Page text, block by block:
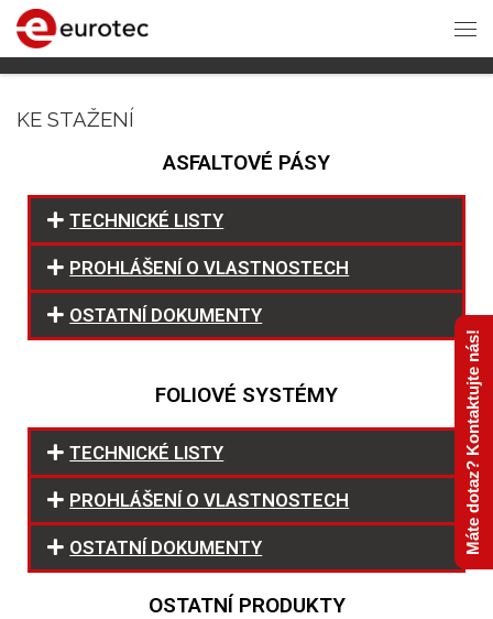
KE STAŽENÍ
ASFALTOVÉ PÁSY
TECHNICKÉ LISTY
PROHLÁŠENÍ O VLASTNOSTECH
OSTATNÍ DOKUMENTY
FOLIOVÉ SYSTÉMY
TECHNICKÉ LISTY
PROHLÁŠENÍ O VLASTNOSTECH
OSTATNÍ DOKUMENTY
OSTATNÍ PRODUKTY
Máte dotaz? Kontaktujte nás!